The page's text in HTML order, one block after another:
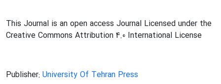
This Journal is an open access Journal Licensed under the
Creative Commons Attribution 4.0 International License
Publisher: University Of Tehran Press